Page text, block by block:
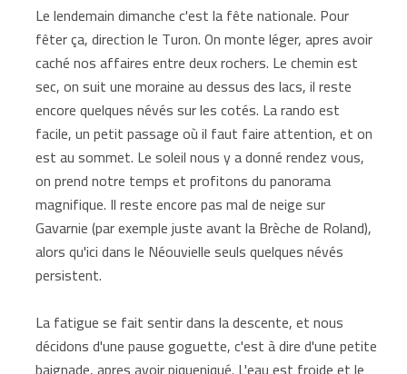
Le lendemain dimanche c'est la fête nationale. Pour
fêter ça, direction le Turon. On monte léger, apres avoir
caché nos affaires entre deux rochers. Le chemin est
sec, on suit une moraine au dessus des lacs, il reste
encore quelques névés sur les cotés. La rando est
facile, un petit passage où il faut faire attention, et on
est au sommet. Le soleil nous y a donné rendez vous,
on prend notre temps et profitons du panorama
magnifique. Il reste encore pas mal de neige sur
Gavarnie (par exemple juste avant la Brèche de Roland),
alors qu'ici dans le Néouvielle seuls quelques névés
persistent.
La fatigue se fait sentir dans la descente, et nous
décidons d'une pause goguette, c'est à dire d'une petite